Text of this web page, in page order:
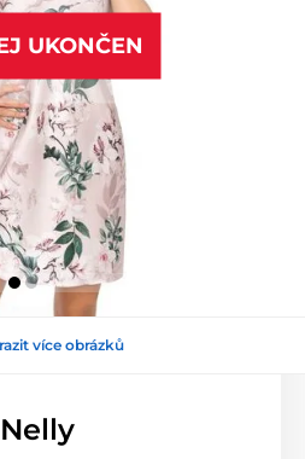
UKONČEN
více obrázků